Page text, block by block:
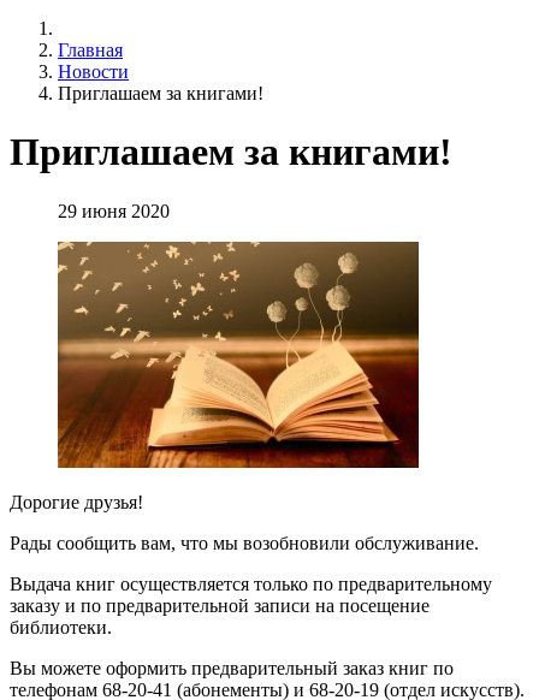
Главная
Новости
Приглашаем за книгами!
Приглашаем за книгами!
29 июня 2020
Дорогие друзья!
Рады сообщить вам, что мы возобновили обслуживание.
Выдача книг осуществляется только по предварительному
заказу и по предварительной записи на посещение
библиотеки.
Вы можете оформить предварительный заказ книг по
телефонам 68-20-41 (абонементы) и 68-20-19 (отдел искусств).